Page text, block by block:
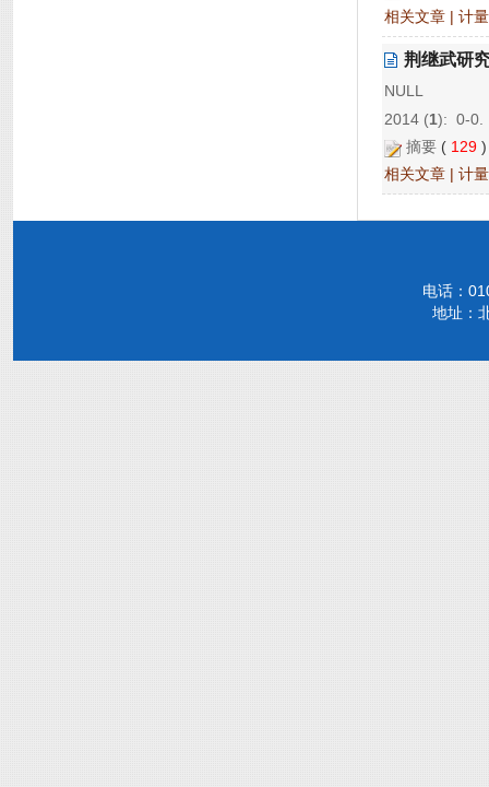
相关文章 | 计
荆继武研
NULL
2014 (1): 0-0.
摘要 ( 129
相关文章 | 计
电话：
地址：